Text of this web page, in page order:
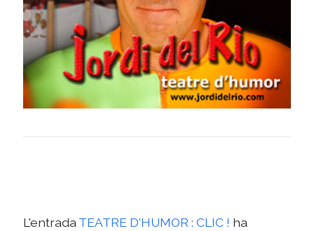
L'entradaTEATRE D'HUMOR : CLIC ! ha